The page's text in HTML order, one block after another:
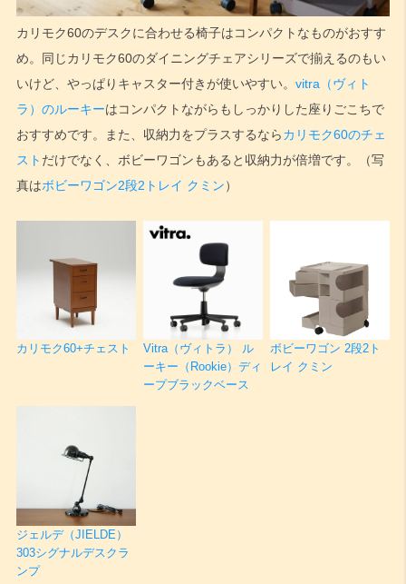
カリモク60のデスクに合わせる椅子はコンパクトなものがおすす
め。同じカリモク60のダイニングチェアシリーズで揃えるのもい
いけど、やっぱりキャスター付きが使いやすい。 vitra（ヴィト
ラ）のルーキーはコンパクトながらもしっかりした座りごこちで
おすすめです。また、収納力をプラスするならカリモク60のチェ
スト だけでなく、ボビーワゴンもあると収納力が倍増です。（写
真はボビーワゴン2段2トレイ クミン）
カリモク60+チェスト
Vitra（ヴィトラ） ル
ーキー（Rookie）ディ
ープブラックベース
ボビーワゴン 2段2ト
レイ クミン
ジェルデ（JIELDE）
303シグナルデスクラ
ンプ